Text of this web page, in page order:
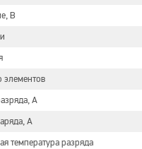
В
элементов
А
А
температура разряда